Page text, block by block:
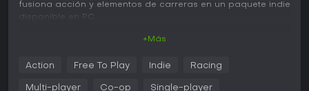
fusiona acción y elementos de carreras en un paquete indie
disponible en PC.
pequeño personaje por niveles 2D repletos de trampas,
saltos y puzles. Los jugadores usan un gancho de agarre
+Más
Action Free To Play Indie Racing
Multi-player Co-op Single-player